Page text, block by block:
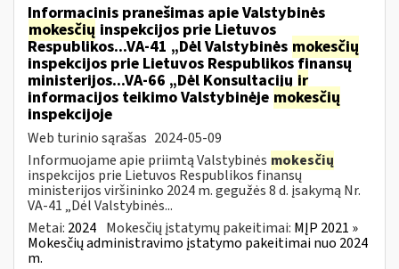
Informacinis pranešimas apie Valstybinės
mokesčių inspekcijos prie Lietuvos
Respublikos...VA-41 „Dėl Valstybinės mokesčių
inspekcijos prie Lietuvos Respublikos finansų
ministerijos...VA-66 „Dėl Konsultacijų ir
informacijos teikimo Valstybinėje mokesčių
inspekcijoje
Web turinio sąrašas 2024-05-09
Informuojame apie priimtą Valstybinės mokesčių
inspekcijos prie Lietuvos Respublikos finansų
ministerijos viršininko 2024 m. gegužės 8 d. įsakymą Nr.
VA-41 „Dėl Valstybinės...
Metai: 2024 Mokesčių įstatymų pakeitimai: MĮP 2021 »
Mokesčių administravimo įstatymo pakeitimai nuo 2024
m.